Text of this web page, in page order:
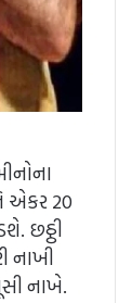
એકર 20
છઠ્ઠી
નાખી
નાખે.